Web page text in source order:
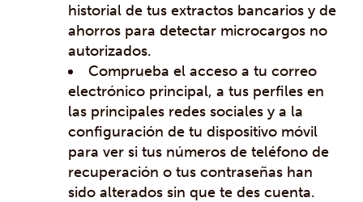
historial de tus extractos bancarios y de
ahorros para detectar microcargos no
autorizados.
Comprueba el acceso a tu correo
electrónico principal, a tus perfiles en
las principales redes sociales y a la
configuración de tu dispositivo móvil
para ver si tus números de teléfono de
recuperación o tus contraseñas han
sido alterados sin que te des cuenta.